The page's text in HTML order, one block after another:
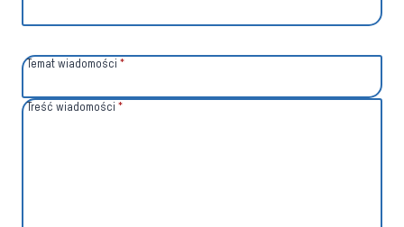
Temat wiadomości *
Treść wiadomości *